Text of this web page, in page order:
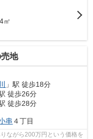
㎡
地
」駅 徒歩18分
徒歩26分
徒歩28分
串 ４丁目
ながら200万円という価格を